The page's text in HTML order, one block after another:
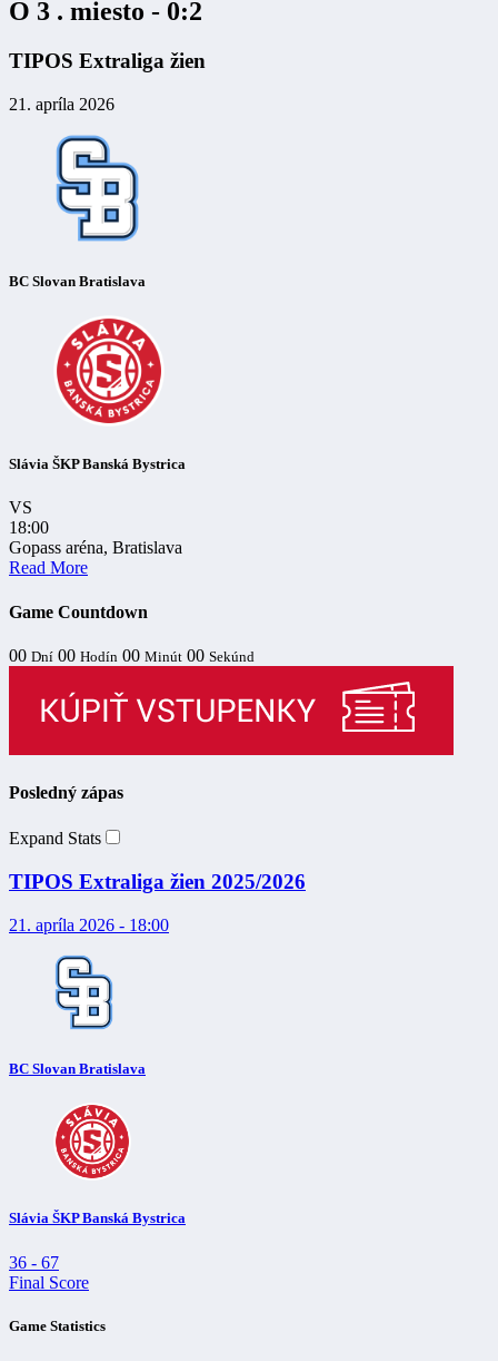
O 3 . miesto - 0:2
TIPOS Extraliga žien
21. apríla 2026
BC Slovan Bratislava
Slávia ŠKP Banská Bystrica
VS
18:00
Gopass aréna, Bratislava
Read More
Game Countdown
00 Dní 00 Hodín 00 Minút 00 Sekúnd
Posledný zápas
Expand Stats
TIPOS Extraliga žien 2025/2026
21. apríla 2026 - 18:00
BC Slovan Bratislava
Slávia ŠKP Banská Bystrica
36 - 67
Final Score
Game Statistics